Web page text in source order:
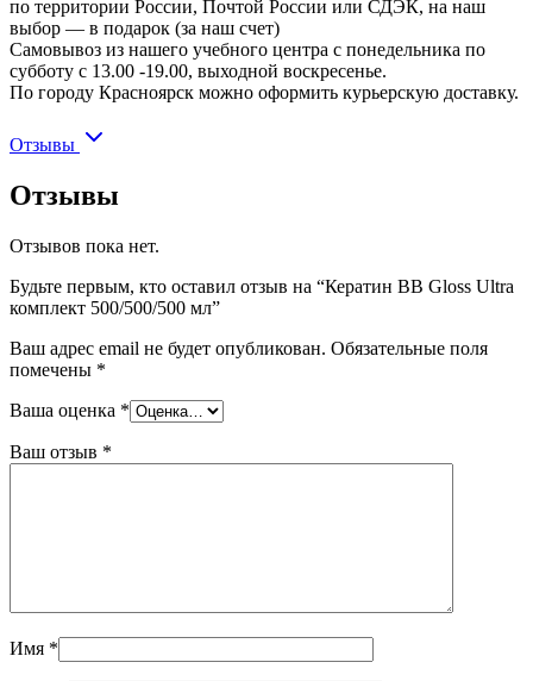
по территории России, Почтой России или СДЭК, на наш
выбор — в подарок (за наш счет)
Самовывоз из нашего учебного центра с понедельника по
субботу с 13.00 -19.00, выходной воскресенье.
По городу Красноярск можно оформить курьерскую доставку.
Отзывы
Отзывы
Отзывов пока нет.
Будьте первым, кто оставил отзыв на “Кератин BB Gloss Ultra
комплект 500/500/500 мл”
Ваш адрес email не будет опубликован. Обязательные поля
помечены *
Ваша оценка *
Ваш отзыв *
Имя *